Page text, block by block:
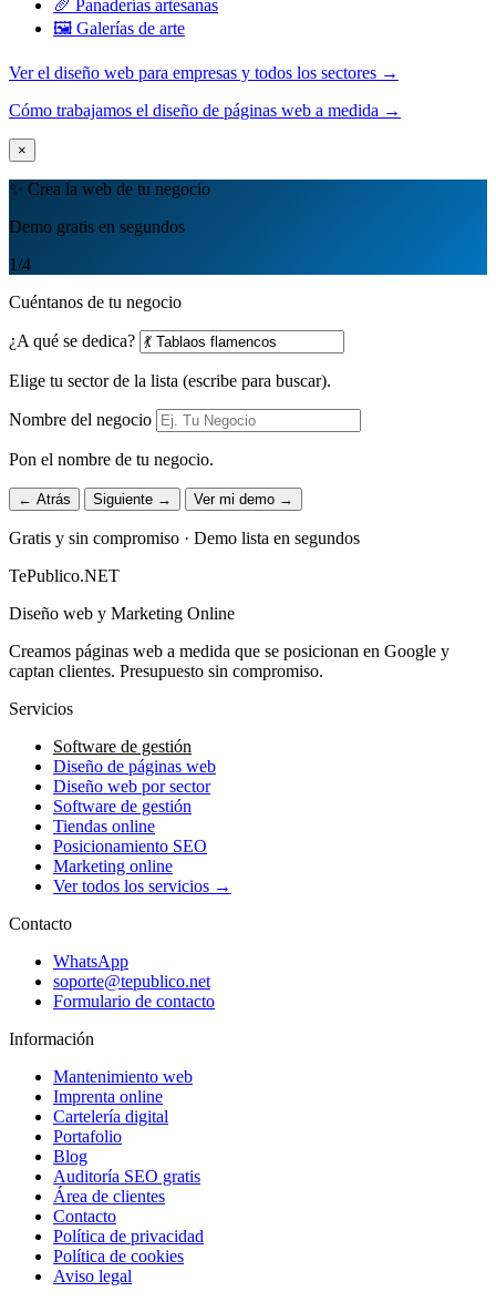
🥖 Panaderías artesanas
🖼️ Galerías de arte
Ver el diseño web para empresas y todos los sectores →
Cómo trabajamos el diseño de páginas web a medida →
×
✨ Crea la web de tu negocio
Demo gratis en segundos
1/4
Cuéntanos de tu negocio
¿A qué se dedica?
Elige tu sector de la lista (escribe para buscar).
Nombre del negocio
Pon el nombre de tu negocio.
← Atrás Siguiente → Ver mi demo →
Gratis y sin compromiso · Demo lista en segundos
TePublico.NET
Diseño web y Marketing Online
Creamos páginas web a medida que se posicionan en Google y
captan clientes. Presupuesto sin compromiso.
Servicios
Software de gestión
Diseño de páginas web
Diseño web por sector
Software de gestión
Tiendas online
Posicionamiento SEO
Marketing online
Ver todos los servicios →
Contacto
WhatsApp
soporte@tepublico.net
Formulario de contacto
Información
Mantenimiento web
Imprenta online
Cartelería digital
Portafolio
Blog
Auditoría SEO gratis
Área de clientes
Contacto
Política de privacidad
Política de cookies
Aviso legal